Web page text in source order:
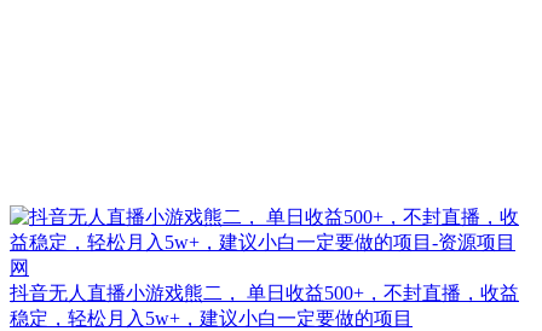
抖音无人直播小游戏熊二， 单日收益500+，不封直播，收益
稳定，轻松月入5w+，建议小白一定要做的项目